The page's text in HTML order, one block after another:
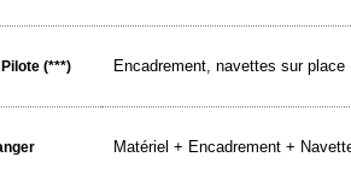
(***) Encadrement, navettes sur place
Matériel + Encadrement +